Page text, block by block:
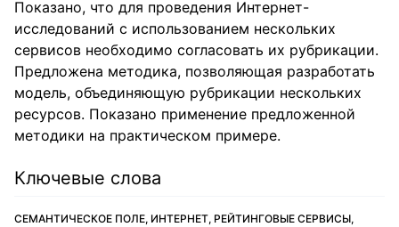
Показано, что для проведения Интернет-
исследований с использованием нескольких
сервисов необходимо согласовать их рубрикации.
Предложена методика, позволяющая разработать
модель, объединяющую рубрикации нескольких
ресурсов. Показано применение предложенной
методики на практическом примере.
Ключевые слова
СЕМАНТИЧЕСКОЕ ПОЛЕ, ИНТЕРНЕТ, РЕЙТИНГОВЫЕ СЕРВИСЫ,